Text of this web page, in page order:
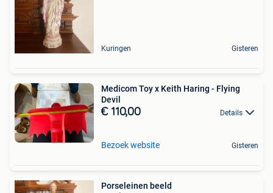
Kuringen Gisteren
Medicom Toy x Keith Haring - Flying
Devil
€ 110,00 Details
Bezoek website Gisteren
Porseleinen beeld